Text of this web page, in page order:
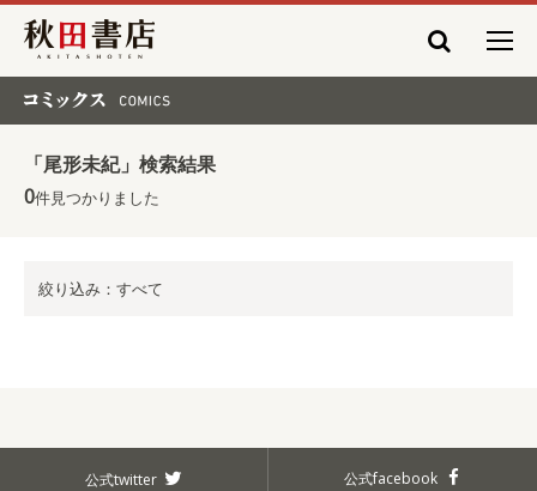
秋田書店
「尾形未紀」検索結果
0件見つかりました
絞り込み：すべて
公式twitter 公式facebook